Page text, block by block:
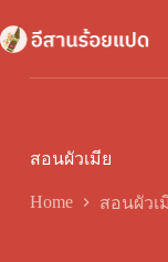
to
content
สอนผัวเมีย
Home สอนผัวเ